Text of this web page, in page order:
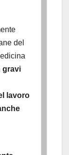
del
gravi
lavoro